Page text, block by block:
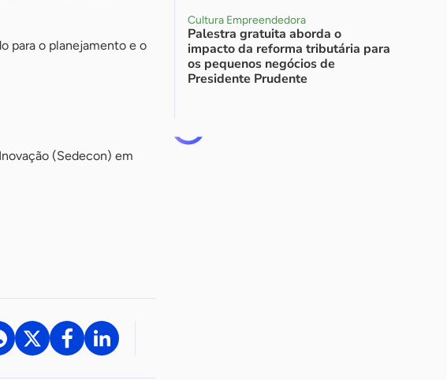
para o planejamento e o
(Sedecon) em
Cultura Empreendedora
Palestra gratuita aborda o
impacto da reforma tributária para
os pequenos negócios de
Presidente Prudente